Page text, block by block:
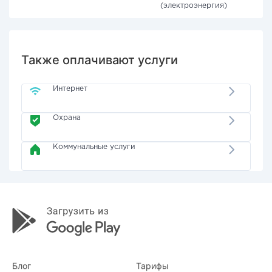
(электроэнергия)
Также оплачивают услуги
Интернет
Охрана
Коммунальные услуги
Блог Тарифы